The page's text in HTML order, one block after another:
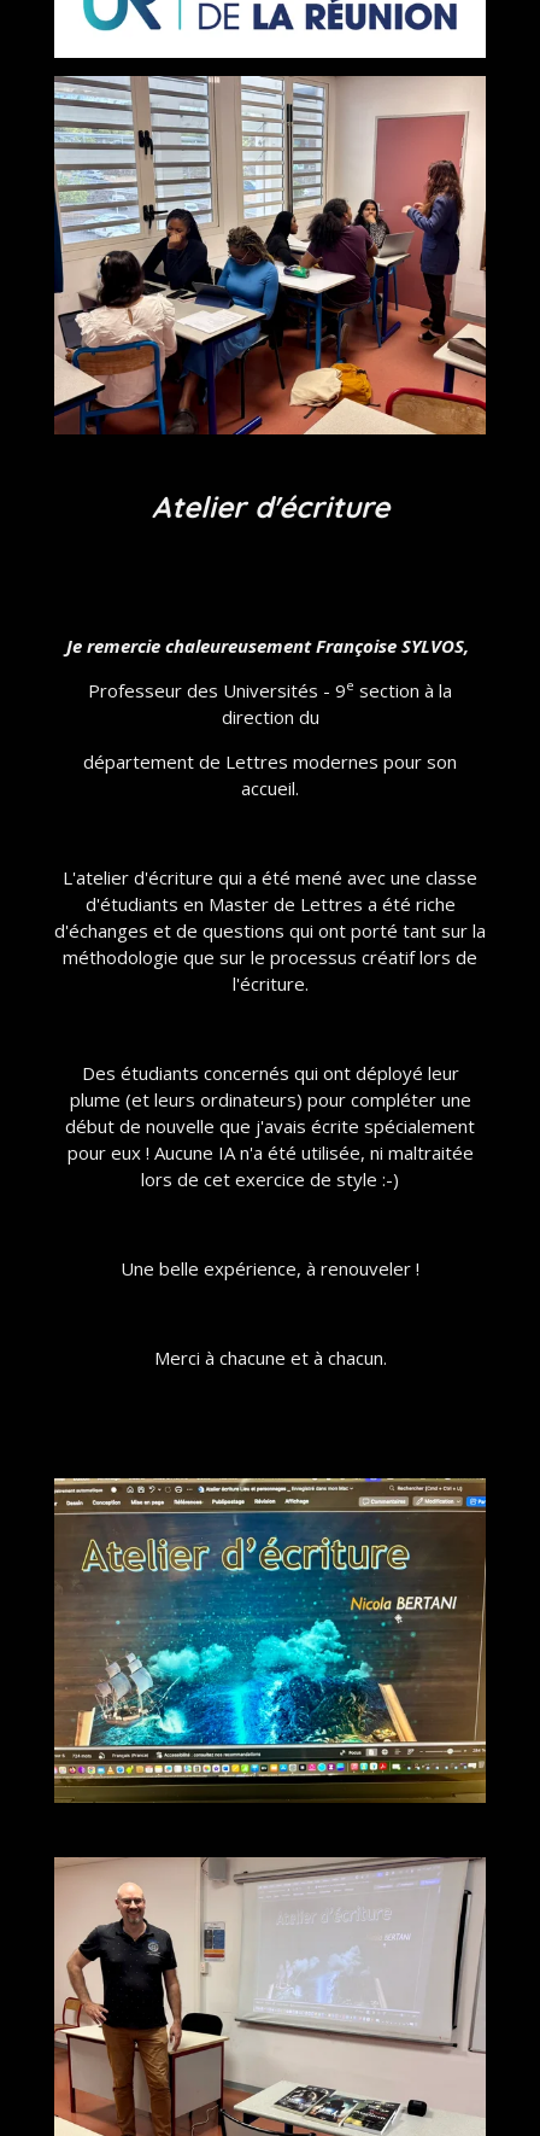
Atelier d'écriture
Je remercie chaleureusement Françoise SYLVOS,
Professeur des Universités - 9e section à la
direction du
département de Lettres modernes pour son
accueil.
L'atelier d'écriture qui a été mené avec une classe
d'étudiants en Master de Lettres a été riche
d'échanges et de questions qui ont porté tant sur la
méthodologie que sur le processus créatif lors de
l'écriture.
Des étudiants concernés qui ont déployé leur
plume (et leurs ordinateurs) pour compléter une
début de nouvelle que j'avais écrite spécialement
pour eux ! Aucune IA n'a été utilisée, ni maltraitée
lors de cet exercice de style :-)
Une belle expérience, à renouveler !
Merci à chacune et à chacun.